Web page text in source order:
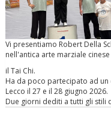
Vi presentiamo Robert Della
nell'antica arte marziale
il Tai Chi.
Ha da poco partecipato ad
Lecco il 27 e il 28 giugno 2026.
Due giorni dediti a tutti gli stili